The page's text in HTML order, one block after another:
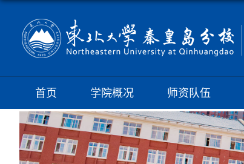
首页 学院概况 师资队伍